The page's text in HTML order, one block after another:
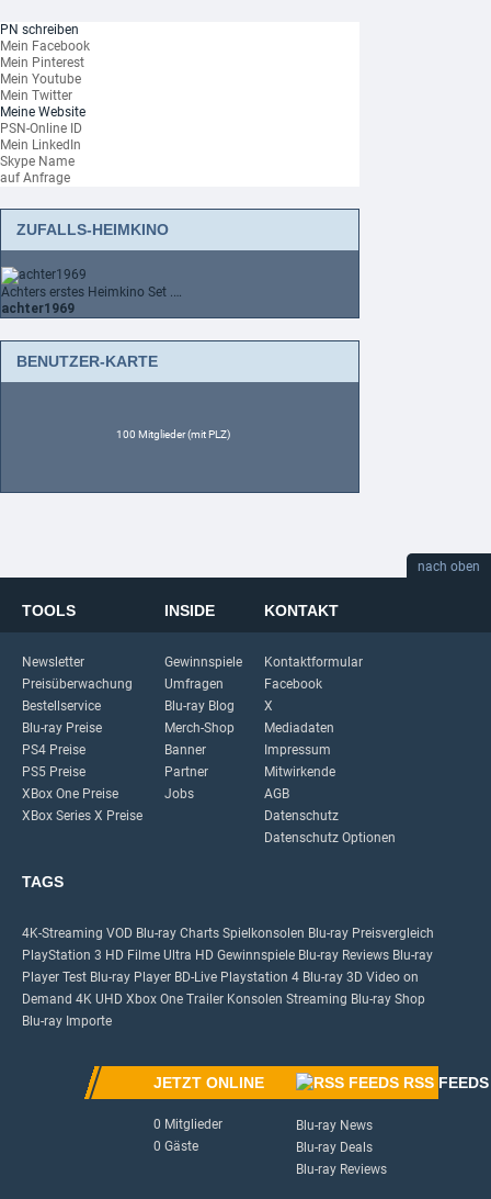
PN schreiben
Mein Facebook
Mein Pinterest
Mein Youtube
Mein Twitter
Meine Website
PSN-Online ID
Mein LinkedIn
Skype Name
auf Anfrage
ZUFALLS-HEIMKINO
Achters erstes Heimkino Set .…
achter1969
BENUTZER-KARTE
100 Mitglieder (mit PLZ)
nach oben
TOOLS
Newsletter
Preisüberwachung
Bestellservice
Blu-ray Preise
PS4 Preise
PS5 Preise
XBox One Preise
XBox Series X Preise
INSIDE
Gewinnspiele
Umfragen
Blu-ray Blog
Merch-Shop
Banner
Partner
Jobs
KONTAKT
Kontaktformular
Facebook
X
Mediadaten
Impressum
Mitwirkende
AGB
Datenschutz
Datenschutz Optionen
TAGS
4K-Streaming VOD Blu-ray Charts Spielkonsolen Blu-ray Preisvergleich
PlayStation 3 HD Filme Ultra HD Gewinnspiele Blu-ray Reviews Blu-ray
Player Test Blu-ray Player BD-Live Playstation 4 Blu-ray 3D Video on
Demand 4K UHD Xbox One Trailer Konsolen Streaming Blu-ray Shop
Blu-ray Importe
JETZT ONLINE
0 Mitglieder
0 Gäste
RSS FEEDS
Blu-ray News
Blu-ray Deals
Blu-ray Reviews